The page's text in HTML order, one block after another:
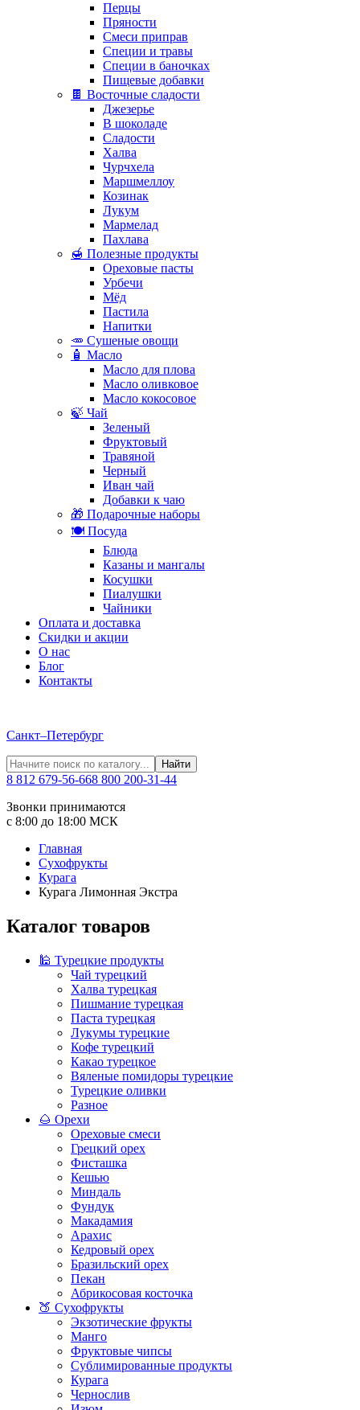
Перцы
Пряности
Смеси приправ
Специи и травы
Специи в баночках
Пищевые добавки
🍫 Восточные сладости
Джезерье
В шоколаде
Сладости
Халва
Чурчхела
Маршмеллоу
Козинак
Лукум
Мармелад
Пахлава
🍯 Полезные продукты
Ореховые пасты
Урбечи
Мёд
Пастила
Напитки
🥕 Сушеные овощи
🧴 Масло
Масло для плова
Масло оливковое
Масло кокосовое
🍃 Чай
Зеленый
Фруктовый
Травяной
Черный
Иван чай
Добавки к чаю
🎁 Подарочные наборы
🍽️ Посуда
Блюда
Казаны и мангалы
Косушки
Пиалушки
Чайники
Оплата и доставка
Скидки и акции
О нас
Блог
Контакты
Санкт–Петербург
Найти
8 812 679-56-668 800 200-31-44
Звонки принимаются
с 8:00 до 18:00 МСК
Главная
Сухофрукты
Курага
Курага Лимонная Экстра
Каталог товаров
🕌 Турецкие продукты
Чай турецкий
Халва турецкая
Пишмание турецкая
Паста турецкая
Лукумы турецкие
Кофе турецкий
Какао турецкое
Вяленые помидоры турецкие
Турецкие оливки
Разное
🌰 Орехи
Ореховые смеси
Грецкий орех
Фисташка
Кешью
Миндаль
Фундук
Макадамия
Арахис
Кедровый орех
Бразильский орех
Пекан
Абрикосовая косточка
🍑 Сухофрукты
Экзотические фрукты
Манго
Фруктовые чипсы
Сублимированные продукты
Курага
Чернослив